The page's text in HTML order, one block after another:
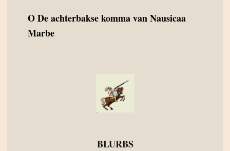
ODe achterbakse komma van Nausicaa
Marbe
BLURBS